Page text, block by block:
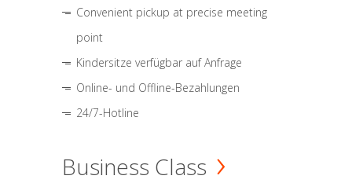
Convenient pickup at precise meeting
point
Kindersitze verfügbar auf Anfrage
Online- und Offline-Bezahlungen
24/7-Hotline
Business Class